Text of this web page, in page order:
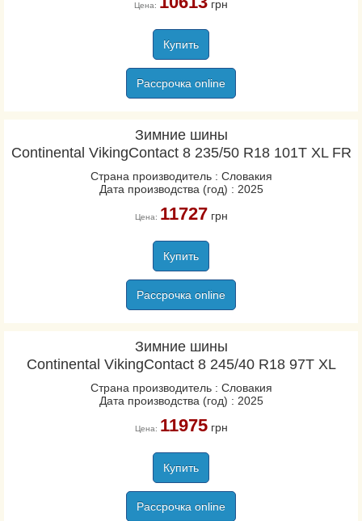
Цена: грн
Купить
Рассрочка online
Зимние шины
Continental VikingContact 8 235/50 R18 101T XL FR
Страна производитель : Словакия
Дата производства (год) : 2025
Цена: 11727грн
Купить
Рассрочка online
Зимние шины
Continental VikingContact 8 245/40 R18 97T XL
Страна производитель : Словакия
Дата производства (год) : 2025
Цена: 11975грн
Купить
Рассрочка online